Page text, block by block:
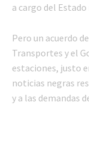
a cargo del
Pero un acuerdo
Transportes y el
estaciones, justo
noticias negras
y a las demandas